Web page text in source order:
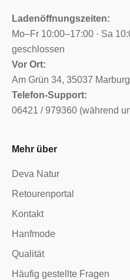
Ladenöffnungszeiten:
Mo–Fr 10:00–17:00 · Sa
geschlossen
Vor Ort:
Am Grün 34, 35037 Marburg
Telefon-Support:
06421 / 979360 (während
Mehr über
Deva Natur
Retourenportal
Kontakt
Hanfmode
Qualität
Häufig gestellte Fragen